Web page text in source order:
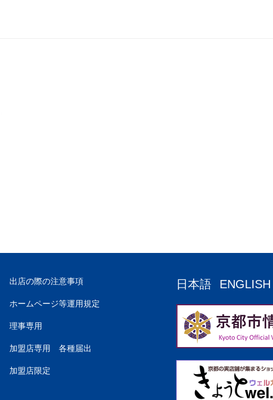
出店の際の注意事項
ホームページ等運用規定
理事専用
加盟店専用 各種届出
加盟店限定
日本語 ENGLISH